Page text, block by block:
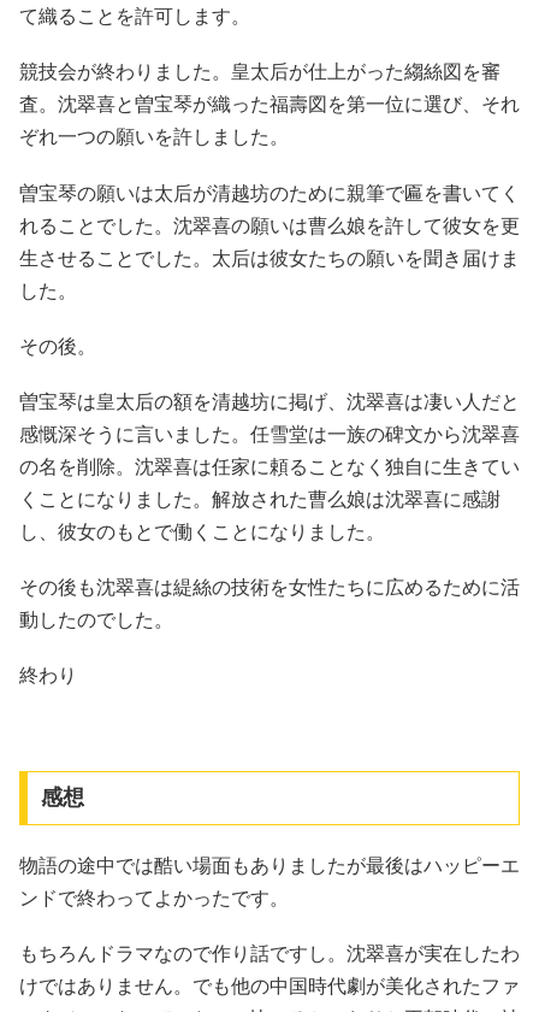
て織ることを許可します。
競技会が終わりました。皇太后が仕上がった縐絲図を審
査。沈翠喜と曽宝琴が織った福壽図を第一位に選び、それ
ぞれ一つの願いを許しました。
曽宝琴の願いは太后が清越坊のために親筆で匾を書いてく
れることでした。沈翠喜の願いは曹么娘を許して彼女を更
生させることでした。太后は彼女たちの願いを聞き届けま
した。
その後。
曽宝琴は皇太后の額を清越坊に掲げ、沈翠喜は凄い人だと
感慨深そうに言いました。任雪堂は一族の碑文から沈翠喜
の名を削除。沈翠喜は任家に頼ることなく独自に生きてい
くことになりました。解放された曹么娘は沈翠喜に感謝
し、彼女のもとで働くことになりました。
その後も沈翠喜は緹絲の技術を女性たちに広めるために活
動したのでした。
終わり
感想
物語の途中では酷い場面もありましたが最後はハッピーエ
ンドで終わってよかったです。
もちろんドラマなので作り話ですし。沈翠喜が実在したわ
けではありません。でも他の中国時代劇が美化されたファ